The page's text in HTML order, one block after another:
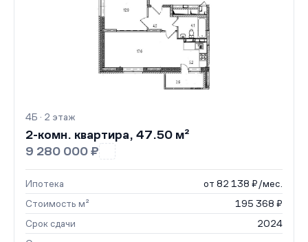
4Б · 2 этаж
2-комн. квартира, 47.50 м²
9 280 000 ₽
Ипотека
от 82 138 ₽/мес.
Стоимость м²
195 368 ₽
Срок сдачи
2024